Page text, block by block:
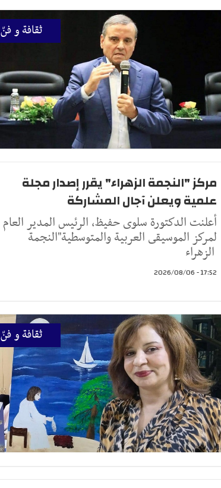
ثقافة و فنّ
مركز "النجمة الزهراء" يقرر إصدار مجلة
علمية ويعلن آجال المشاركة
أعلنت الدكتورة سلوى حفيظ، الرئيس المدير العام
لمركز الموسيقى العربية والمتوسطية"النجمة
الزهراء
17:52 - 2026/08/06
ثقافة و فنّ